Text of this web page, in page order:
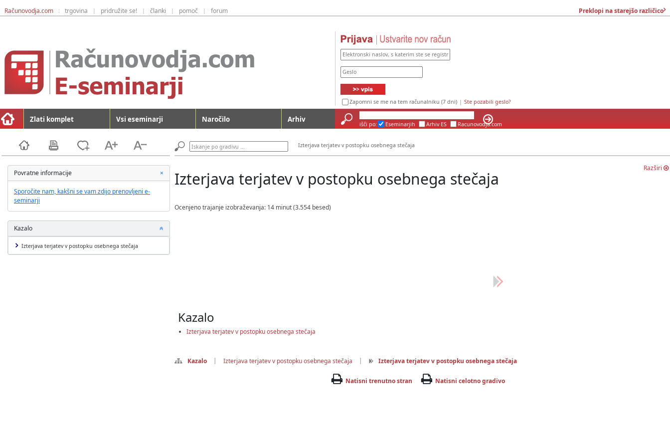
Računovodja.com : trgovina | pridružite se! | članki | pomoč | forum Preklopi na starejšo različico
Zapomni se me na tem računalniku (7 dni) | Ste pozabili geslo?
Zlati komplet Vsi eseminarji Naročilo Arhiv
išči po: Eseminarjih Arhiv ES Racunovodja.com
Povratne informacije ×C
l
Sporočite nam, kakšni se vam zdijo prenovljeni e-
seminarji
Kazalo
P
o
a
Izterjava terjatev v postopku osebnega stečaja
Izterjava terjatev v postopku osebnega stečaja
Razširi
Izterjava terjatev v postopku osebnega stečaja
Ocenjeno trajanje izobraževanja: 14 minut (3.554 besed)
Kazalo
Izterjava terjatev v postopku osebnega stečaja
Kazalo | Izterjava terjatev v postopku osebnega stečaja | Izterjava terjatev v postopku osebnega stečaja
Natisni trenutno stran Natisni celotno gradivo